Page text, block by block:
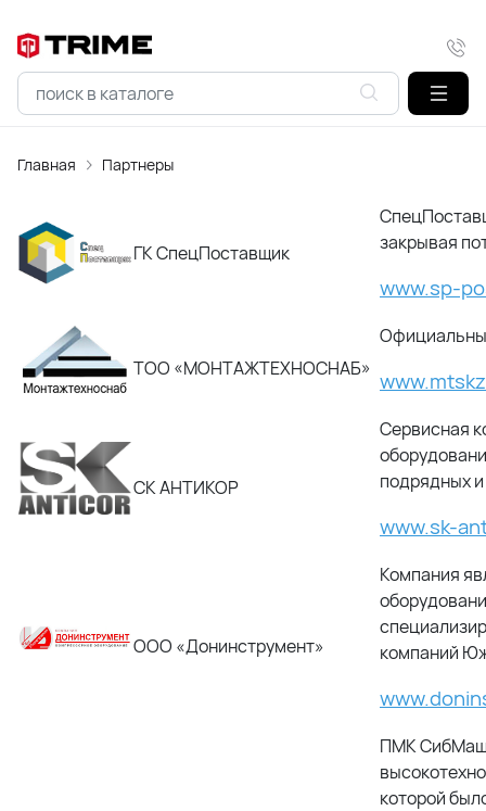
Главная Партнеры
ГК СпецПоставщик
закрывая
www.sp-
ТОО «МОНТАЖТЕХНОСНАБ»
СК АНТИКОР
Сервисная
подрядных
www.sk-
ООО «Донинструмент»
Компания
компаний
ПМК
которой